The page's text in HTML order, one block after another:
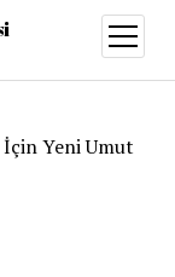
aç
Yeni Umut